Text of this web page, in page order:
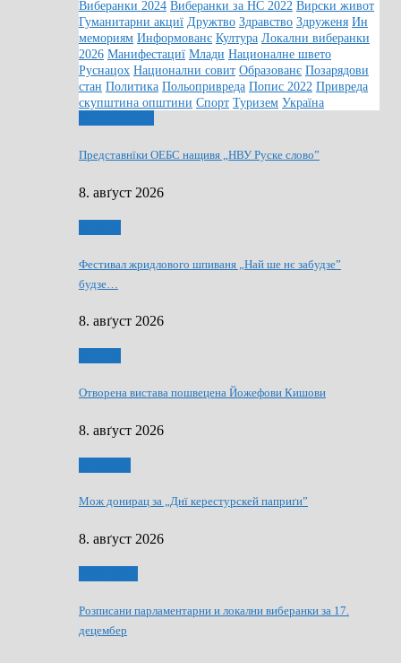
Виберанки 2024 Виберанки за НС 2022 Вирски живот
Гуманитарни акциї Дружтво Здравство Здруженя Ин
мемориям Информованє Култура Локални виберанки
2026 Манифестациї Млади Националне швето
Руснацох Национални совит Образованє Позарядови
стан Политика Польопривреда Попис 2022 Привреда
скупштина општини Спорт Туризем Україна
Представнїки ОЕБС нащивя „НВУ Руске слово”
8. авґуст 2026
Фестивал жридлового шпиваня „Най ше нє забудзе”
будзе…
8. авґуст 2026
Отворена вистава пошвецена Йожефови Кишови
8. авґуст 2026
Мож донирац за „Днї керестурскей паприґи”
8. авґуст 2026
Розписани парламентарни и локални виберанки за 17.
децембер